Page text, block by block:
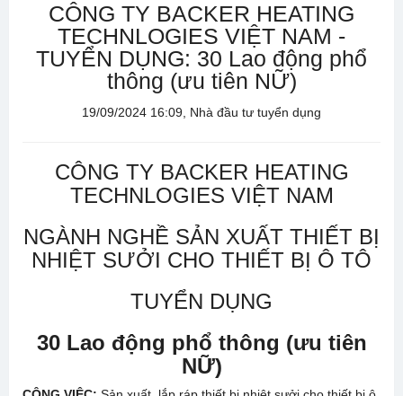
CÔNG TY BACKER HEATING
TECHNLOGIES VIỆT NAM -
TUYỂN DỤNG: 30 Lao động phổ
thông (ưu tiên NỮ)
19/09/2024 16:09, Nhà đầu tư tuyển dụng
CÔNG TY BACKER HEATING
TECHNLOGIES VIỆT NAM
NGÀNH NGHỀ SẢN XUẤT THIẾT BỊ
NHIỆT SƯỞI CHO THIẾT BỊ Ô TÔ
TUYỂN DỤNG
30 Lao động phổ thông (ưu tiên
NỮ)